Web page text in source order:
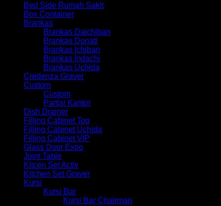
Bed Side Rumah Sakit
Box Container
Brankas
Brankas Daichiban
Brankas Donati
Brankas Ichiban
Brankas Indachi
Brankas Uchida
Credenza Graver
Custom
Custom
Partisi Kantor
Dish Drainer
Filling Cabinet Top
Filling Cabinet Uchida
Filling Cabinet VIP
Glass Door Expo
Joint Table
Kitcen Set Activ
Kitchen Set Graver
Kursi
Kursi Bar
Kursi Bar Chairman